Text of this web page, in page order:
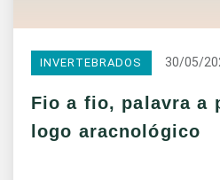
INVERTEBRADOS 30/05/
Fio a fio, palavra a
logo aracnológico